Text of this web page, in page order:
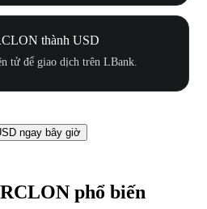
thành USD
tử để giao dịch trên LBank.
ngay bây giờ
phổ biến